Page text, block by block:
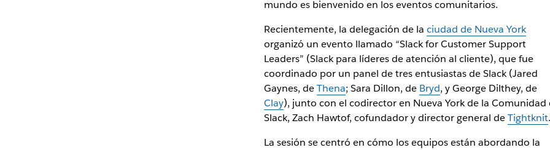
mundo es bienvenido en los eventos comunitarios.
Recientemente, la delegación de la ciudad de Nueva York
organizó un evento llamado “Slack for Customer Support
Leaders” (Slack para líderes de atención al cliente), que fue
coordinado por un panel de tres entusiastas de Slack (Jared
Gaynes, deThena; Sara Dillon, de Bryd, y George Dilthey, de
Clay), junto con el codirector en Nueva York de la Comunidad
Slack, Zach Hawtof, cofundador y director general deTightknit.
La sesión se centró en cómo los equipos están abordando la